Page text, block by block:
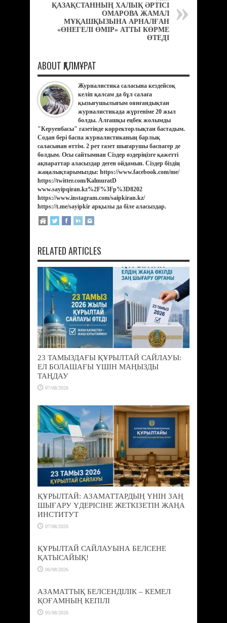
ҚАЗАҚСТАННЫҢ ХАЛЫҚ ӘРТІСІ
ОМАРОВА ЖАМАЛ
МҰҚАШҚЫЗЫНА АРНАЛҒАН
«ӨНЕГЕЛІ ӨМІР» АТТЫ КӨРМЕ
ӨТЕДІ
ABOUT ҚАЛМҰРАТ
Журналистика саласына кездейсоқ
келіп қалсам да бұл салаға
қызығушылығым оянғандықтан
журналистикада жүргеніме 20 жыл
болды. Алғашқы еңбек жолымды
"Керуенбасы" газетінде корректорлықтан бастадым.
Содан бері баспа журналистиканың барлық
саласынан өттім. 2 рет газет шығарушы баспагер де
болдым. Осы сайтымнан Сіздер өздеріңізге қажетті
ақпараттар аласыздар деген ойдамын. Сіздер біздің
жаңалықтарымызды: https://www.facebook.com/me/
https://twitter.com/KalmuratD
www.sayipqiran.kz%2F%3Fp%3D8202
https://www.instagram.com/saipkiran.kz/
https://t.me/sayipkir арқылы да біле аласыздар.
RELATED ARTICLES
23 ТАМЫЗДАҒЫ ҚҰРЫЛТАЙ САЙЛАУЫ:
ЕЛ БОЛАШАҒЫ ҮШІН МАҢЫЗДЫ
ТАҢДАУ
07/08/2026
ҚҰРЫЛТАЙ: АЗАМАТТАРДЫҢ ҮНІН ЗАҢ
ШЫҒАРУ ҮДЕРІСІНЕ ЖЕТКІЗЕТІН ЖАҢА
ИНСТИТУТ
07/08/2026
ҚҰРЫЛТАЙ САЙЛАУЫНА БЕЛСЕНЕ
ҚАТЫСАЙЫҚ!
06/08/2026
АЗАМАТТЫҚ БЕЛСЕНДІЛІК – КЕМЕЛ
ҚОҒАМНЫҢ КЕПІЛІ
05/08/2026